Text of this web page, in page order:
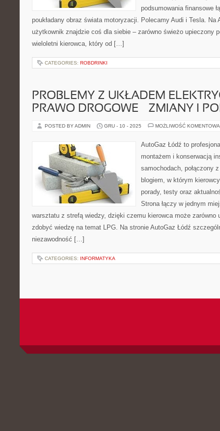
podsumowania finansowe
poukładany obraz świata motoryzacji. Polecamy Audi i Tesla. Na
użytkownik znajdzie coś dla siebie – zarówno świeżo upieczony
wieloletni kierowca, który od […]
CATEGORIES: ROBDRINKI
PROBLEMY Z UKŁADEM
PRAWO DROGOWE – ZMIANY I
POSTED BY ADMIN GRU - 10 - 2025 MOŻLIWOŚĆ
AutoGaz Łódź to
montażem i konserwacją
samochodach, połączony
blogiem, w którym
porady, testy oraz
Strona łączy w jednym
warsztatu z strefą wiedzy, dzięki czemu kierowca może zarówno
zdobyć wiedzę na temat LPG. Na stronie AutoGaz Łódź
niezawodność […]
CATEGORIES: INFORMATYKA